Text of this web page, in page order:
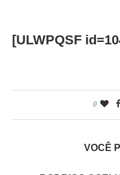
[ULWPQSF
0
VOCÊ